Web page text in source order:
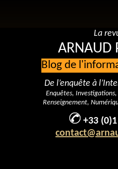
La
ARNAUD
Blog de
De l’enquête à
Enquêtes,
Renseignement,
+33